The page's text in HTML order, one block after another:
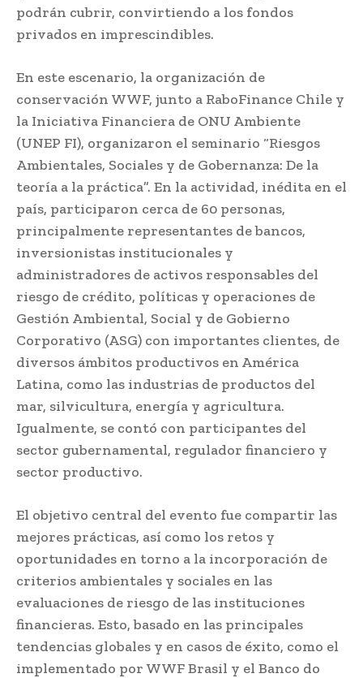
podrán cubrir, convirtiendo a los fondos
privados en imprescindibles.
En este escenario, la organización de
conservación WWF, junto a RaboFinance Chile y
la Iniciativa Financiera de ONU Ambiente
(UNEP FI), organizaron el seminario “Riesgos
Ambientales, Sociales y de Gobernanza: De la
teoría a la práctica”. En la actividad, inédita en el
país, participaron cerca de 60 personas,
principalmente representantes de bancos,
inversionistas institucionales y
administradores de activos responsables del
riesgo de crédito, políticas y operaciones de
Gestión Ambiental, Social y de Gobierno
Corporativo (ASG) con importantes clientes, de
diversos ámbitos productivos en América
Latina, como las industrias de productos del
mar, silvicultura, energía y agricultura.
Igualmente, se contó con participantes del
sector gubernamental, regulador financiero y
sector productivo.
El objetivo central del evento fue compartir las
mejores prácticas, así como los retos y
oportunidades en torno a la incorporación de
criterios ambientales y sociales en las
evaluaciones de riesgo de las instituciones
financieras. Esto, basado en las principales
tendencias globales y en casos de éxito, como el
implementado por WWF Brasil y el Banco do